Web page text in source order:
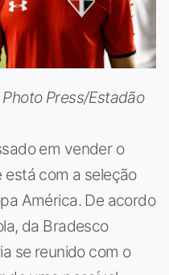
Press/Estadão
em vender o
está com a seleção
América. De acordo
da Bradesco
se reunido com o